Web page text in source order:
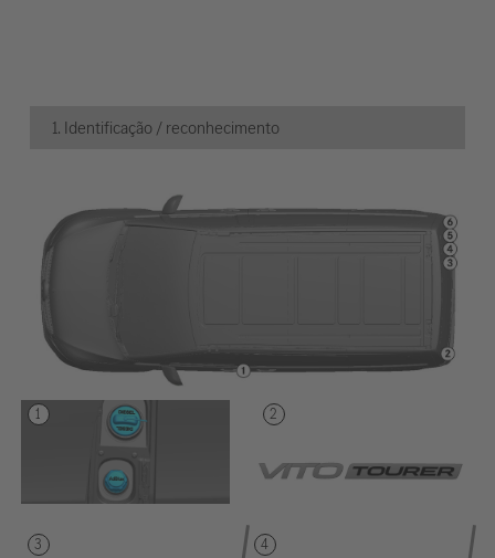
1. Identificação / reconhecimento